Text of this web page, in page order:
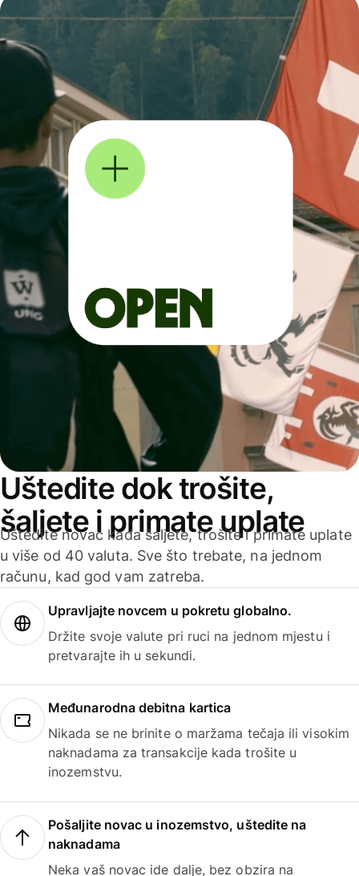
Uštedite dok trošite,
šaljete i primate uplate
Uštedite novac kada šaljete, trošite i primate uplate
u više od 40 valuta. Sve što trebate, na jednom
računu, kad god vam zatreba.
Upravljajte novcem u pokretu globalno.
Držite svoje valute pri ruci na jednom mjestu i
pretvarajte ih u sekundi.
Međunarodna debitna kartica
Nikada se ne brinite o maržama tečaja ili visokim
naknadama za transakcije kada trošite u
inozemstvu.
Pošaljite novac u inozemstvo, uštedite na
naknadama
Neka vaš novac ide dalje, bez obzira na